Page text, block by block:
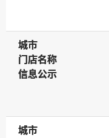
城市
城市
门店名称
门店名称
信息公示
信息公示
城市
城市